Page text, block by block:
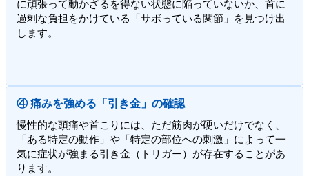
に頑張って動かざるを得ない状態に陥っていないか、首に
過剰な負担をかけている「サボっている関節」を見つけ出
します。
④ 痛みを強める「引き金」の確認
慢性的な頭痛や首こりには、ただ筋肉が硬いだけでなく、
「ある特定の動作」や「特定の部位への刺激」によって一
気に症状が強まる引き金（トリガー）が存在することがあ
ります。